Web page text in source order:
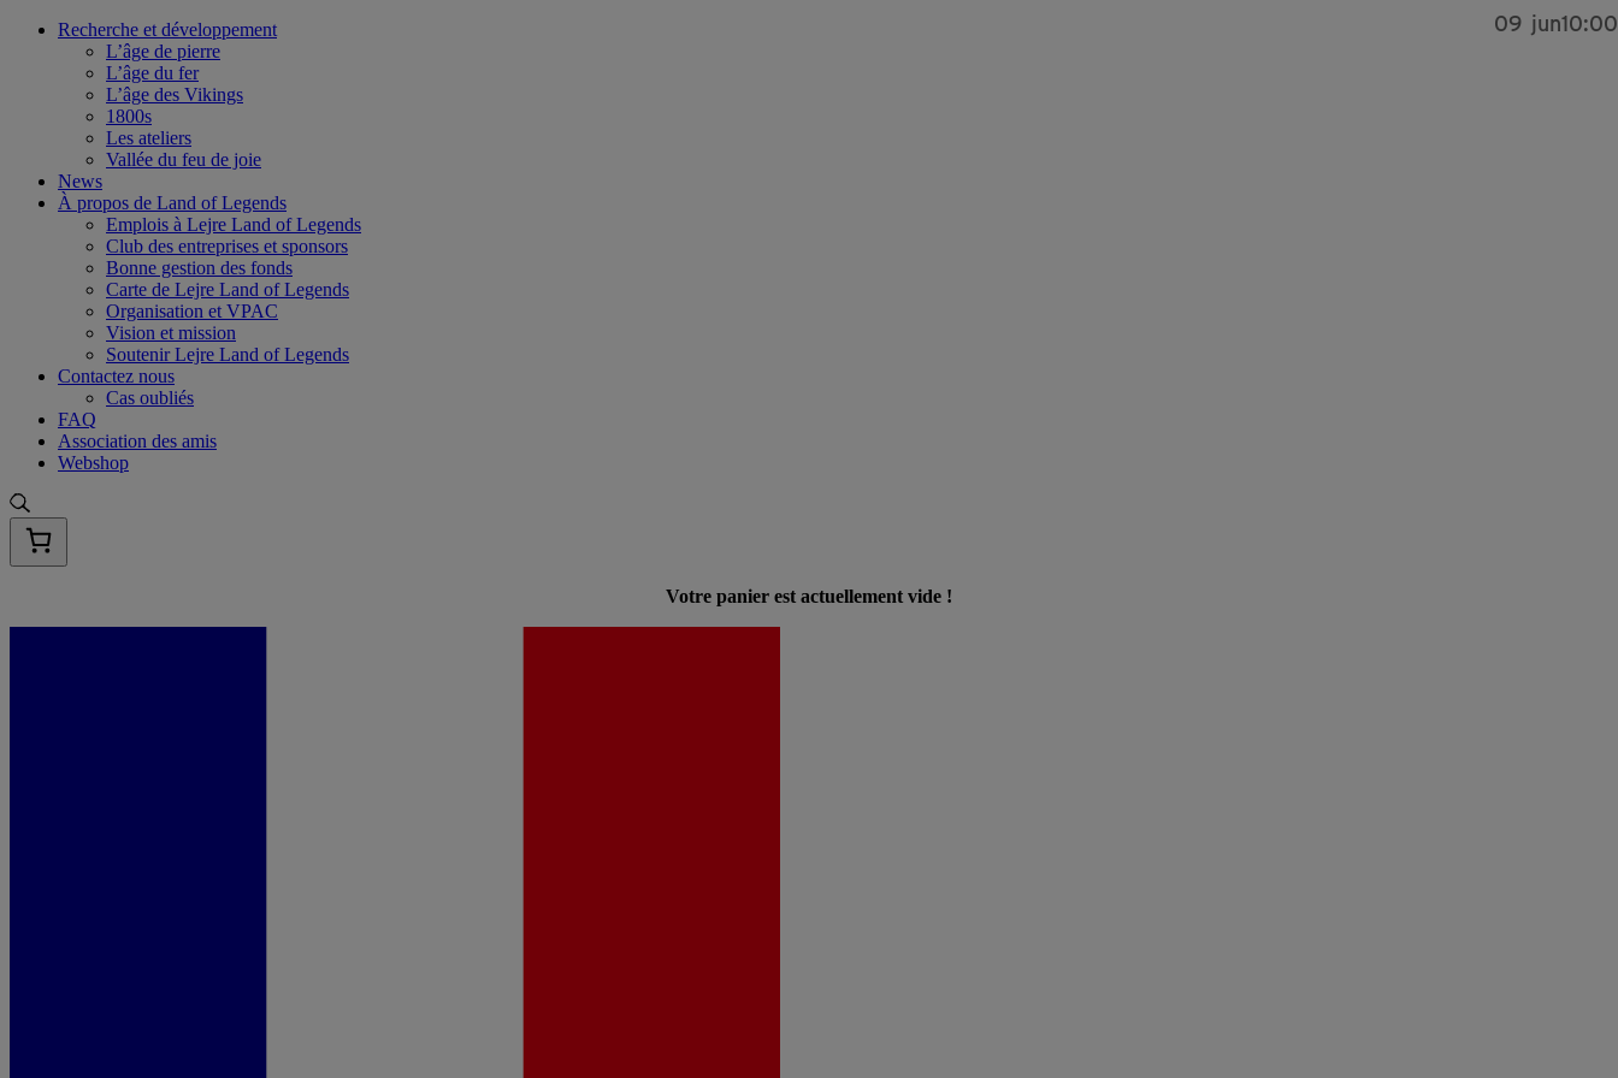
Skip
Recherche et développement
L’âge de pierre
L’âge du fer
L’âge des Vikings
1800s
Les ateliers
Vallée du feu de joie
News
À propos de Land of Legends
Emplois à Lejre Land of Legends
Club des entreprises et sponsors
Bonne gestion des fonds
Carte de Lejre Land of Legends
Organisation et VPAC
Vision et mission
Soutenir Lejre Land of Legends
Contactez nous
Cas oubliés
FAQ
Association des amis
Webshop
Votre panier est actuellement vide !
09 jun10:00